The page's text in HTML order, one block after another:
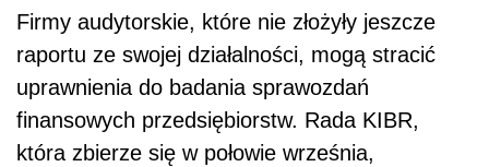
Firmy audytorskie, które nie złożyły jeszcze
raportu ze swojej działalności, mogą stracić
uprawnienia do badania sprawozdań
finansowych przedsiębiorstw. Rada KIBR,
która zbierze się w połowie września,